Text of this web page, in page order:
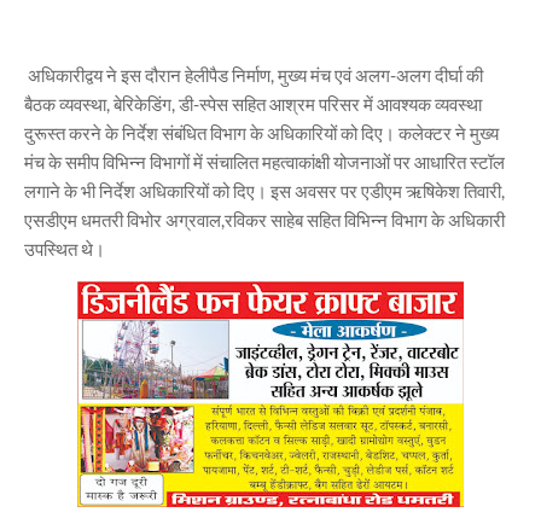
अधिकारीद्वय ने इस दौरान हेलीपैड निर्माण, मुख्य मंच एवं अलग-अलग दीर्घा की
बैठक व्यवस्था, बेरिकेडिंग, डी-स्पेस सहित आश्रम परिसर में आवश्यक व्यवस्था
दुरूस्त करने के निर्देश संबंधित विभाग के अधिकारियों को दिए। कलेक्टर ने मुख्य
मंच के समीप विभिन्न विभागों में संचालित महत्वाकांक्षी योजनाओं पर आधारित स्टॉल
लगाने के भी निर्देश अधिकारियों को दिए। इस अवसर पर एडीएम ऋषिकेश तिवारी,
एसडीएम धमतरी विभोर अग्रवाल,रविकर साहेब सहित विभिन्न विभाग के अधिकारी
उपस्थित थे।